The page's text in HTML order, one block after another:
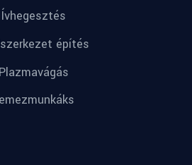
Ívhegesztés
építés
Plazmavágás